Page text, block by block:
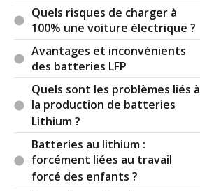
Quels risques de charger à
100% une voiture électrique ?
Avantages et inconvénients
des batteries LFP
Quels sont les problèmes liés à
la production de batteries
Lithium ?
Batteries au lithium :
forcément liées au travail
forcé des enfants ?